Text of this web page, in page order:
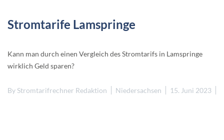
Stromtarife Lamspringe
Kann man durch einen Vergleich des Stromtarifs in Lamspringe
wirklich Geld sparen?
By Stromtarifrechner Redaktion Niedersachsen 15. Juni 2023